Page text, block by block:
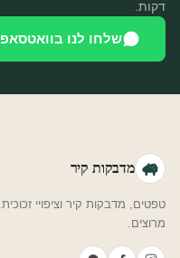
דקות.
שלחו לנו בוואטסאפ
מדבקות קיר
מרוצים.